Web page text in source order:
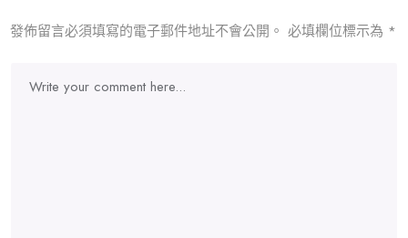
發佈留言必須填寫的電子郵件地址不會公開。 必填欄位標示為 *